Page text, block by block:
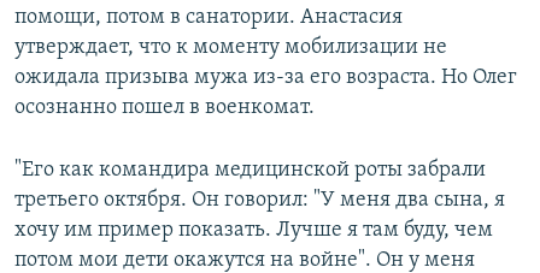
помощи, потом в санатории. Анастасия
утверждает, что к моменту мобилизации не
ожидала призыва мужа из-за его возраста. Но Олег
осознанно пошел в военкомат.
"Его как командира медицинской роты забрали
третьего октября. Он говорил: "У меня два сына, я
хочу им пример показать. Лучше я там буду, чем
потом мои дети окажутся на войне". Он у меня